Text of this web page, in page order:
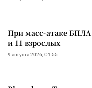
При масс-атаке БПЛА
и 11 взрослых
9 августа 2026, 01:55